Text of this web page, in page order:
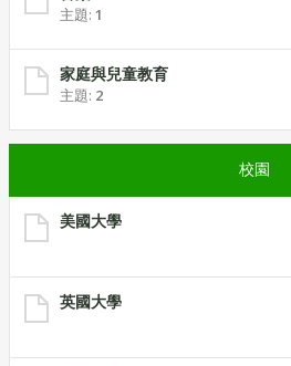
主題: 1
家庭與兒童教育
主題: 2
校園
美國大學
英國大學